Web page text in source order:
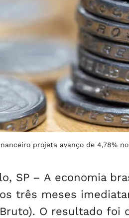
projeta avanço de 4,78%
SP – A economia
três meses
O resultado foi